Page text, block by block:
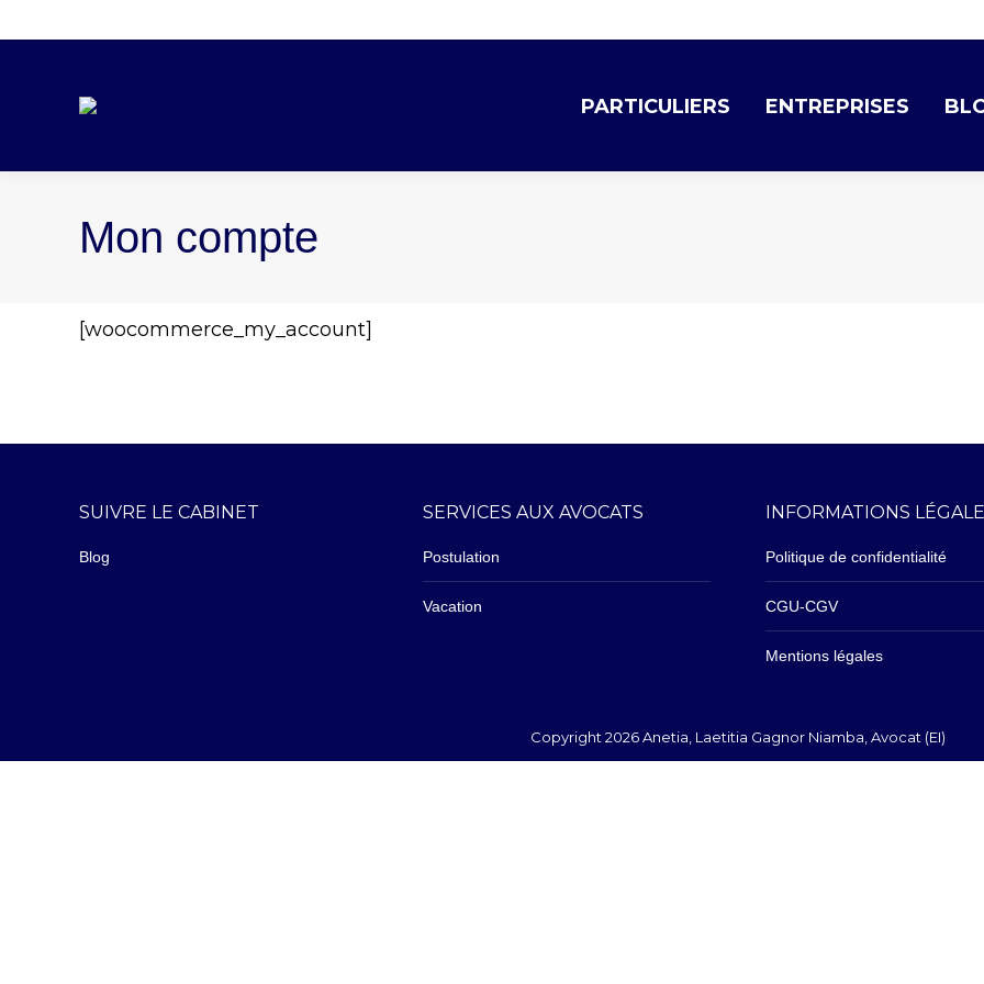
PARTICULIERS ENTREPRISES
Mon compte
[woocommerce_my_account]
SUIVRE LE CABINET
Blog
SERVICES AUX AVOCATS
Postulation
Vacation
INFORMATIONS
Politique de confidentialité
CGU-CGV
Mentions légales
Copyright 2026 Anetia, Laetitia Gagnor Niamba, Avocat (EI)